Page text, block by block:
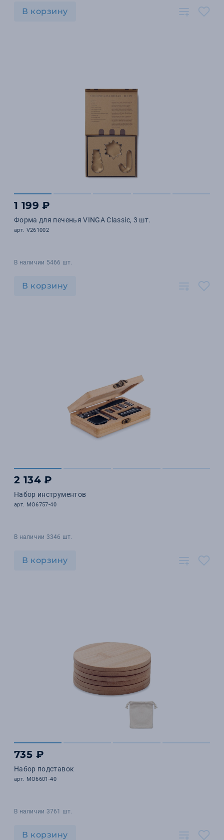
В корзину
1 199 ₽
Форма для печенья VINGA Classic, 3 шт.
арт. V261002
В наличии 5466 шт.
В корзину
2 134 ₽
Набор инструментов
арт. MO6757-40
В наличии 3346 шт.
В корзину
735 ₽
Набор подставок
арт. MO6601-40
В наличии 3761 шт.
В корзину